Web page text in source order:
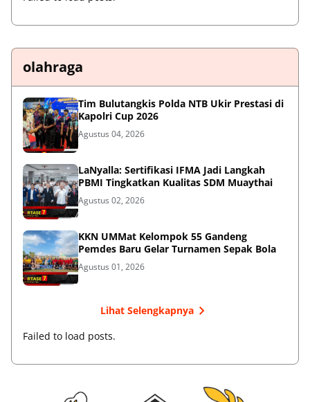
olahraga
Tim Bulutangkis Polda NTB Ukir Prestasi di
Kapolri Cup 2026
Agustus 04, 2026
LaNyalla: Sertifikasi IFMA Jadi Langkah
PBMI Tingkatkan Kualitas SDM Muaythai
Agustus 02, 2026
KKN UMMat Kelompok 55 Gandeng
Pemdes Baru Gelar Turnamen Sepak Bola
Agustus 01, 2026
Lihat Selengkapnya
Failed to load posts.